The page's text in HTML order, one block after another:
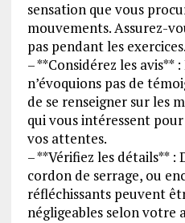
sensation que vous
mouvements. Assurez-
pas pendant les exercices.
– **Considérez les avis**
n’évoquions pas de
de se renseigner sur les
qui vous intéressent
vos attentes.
– **Vérifiez les détails** :
cordon de serrage, ou
réfléchissants peuvent
négligeables selon votre